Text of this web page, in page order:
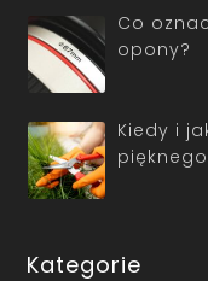
Co
opony?
Kiedy i
Kategorie